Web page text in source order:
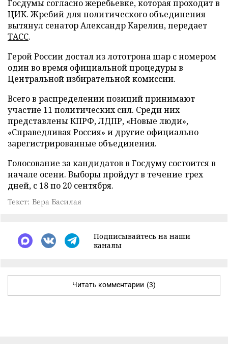
Госдумы согласно жеребьевке, которая проходит в
ЦИК. Жребий для политического объединения
вытянул сенатор Александр Карелин, передает
ТАСС.
Герой России достал из лототрона шар с номером
один во время официальной процедуры в
Центральной избирательной комиссии.
Всего в распределении позиций принимают
участие 11 политических сил. Среди них
представлены КПРФ, ЛДПР, «Новые люди»,
«Справедливая Россия» и другие официально
зарегистрированные объединения.
Голосование за кандидатов в Госдуму состоится в
начале осени. Выборы пройдут в течение трех
дней, с 18 по 20 сентября.
Текст: Вера Басилая
Подписывайтесь на наши
каналы
Читать комментарии (3)